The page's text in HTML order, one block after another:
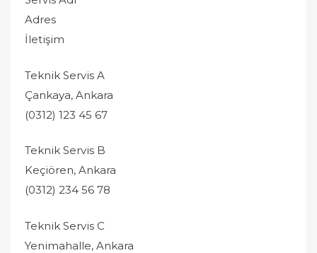
Adres
İletişim
Teknik Servis A
Çankaya, Ankara
(0312) 123 45 67
Teknik Servis B
Keçiören, Ankara
(0312) 234 56 78
Teknik Servis C
Yenimahalle, Ankara